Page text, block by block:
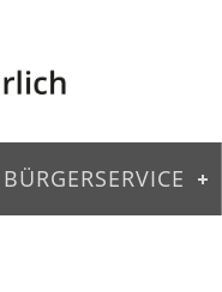
BÜRGERSERVICE